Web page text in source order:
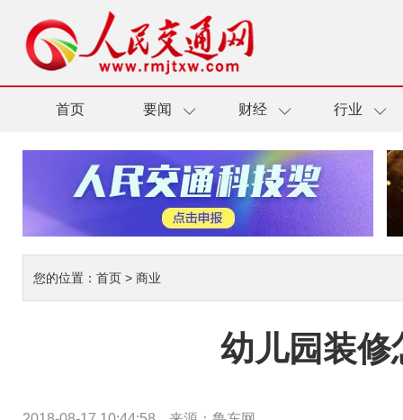
首页 要闻 财经 行业
您的位置： 首页 > 商业
幼儿园装修